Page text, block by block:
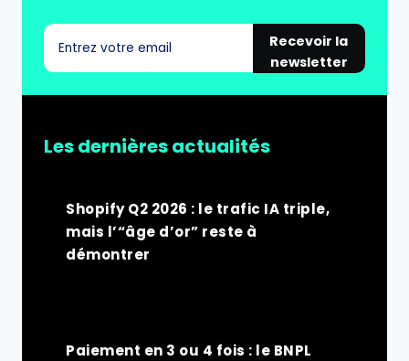
Recevoir la
newsletter
Les dernières actualités
Shopify Q2 2026 : le trafic IA triple,
mais l’“âge d’or” reste à
démontrer
Paiement en 3 ou 4 fois : le BNPL